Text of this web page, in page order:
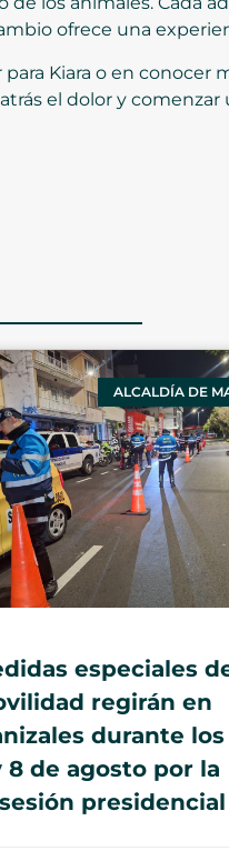
ofrece una
Kiara o en conocer
el dolor y
ALCALDÍA DE
especiales
regirán en
durante los
8 de agosto por la
presidencial